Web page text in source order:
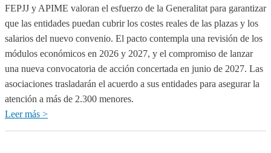
FEPJJ y APIME valoran el esfuerzo de la Generalitat para garantizar
que las entidades puedan cubrir los costes reales de las plazas y los
salarios del nuevo convenio. El pacto contempla una revisión de los
módulos económicos en 2026 y 2027, y el compromiso de lanzar
una nueva convocatoria de acción concertada en junio de 2027. Las
asociaciones trasladarán el acuerdo a sus entidades para asegurar la
atención a más de 2.300 menores.
Leer más >
Las